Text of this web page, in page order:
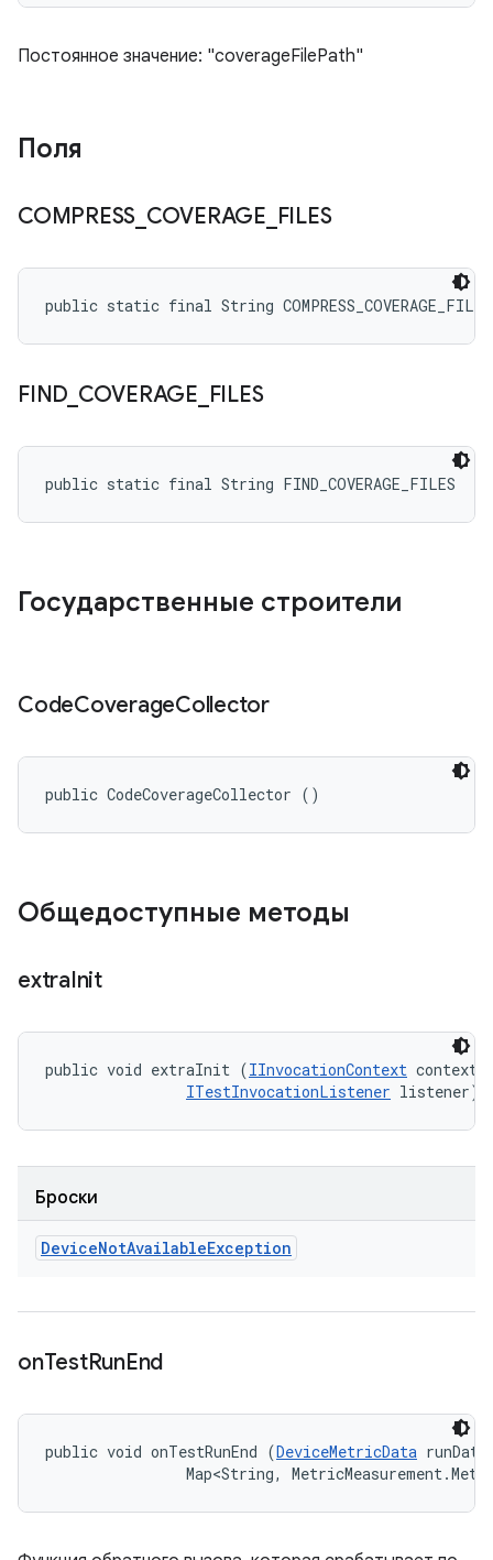
Постоянное значение: "coverageFilePath"
Поля
COMPRESS COVERAGE FILES
public static final String COMPRESS_COVERAGE_FILES
FIND COVERAGE FILES
public static final String FIND_COVERAGE_FILES
Государственные строители
CodeCoverageCollector
public CodeCoverageCollector ()
Общедоступные методы
extraInit
public void extraInit (IInvocationContext
ITestInvocationListener listener)
Броски
DeviceNotAvailableException
onTestRunEnd
public void onTestRunEnd (DeviceMetricData
Map<String,